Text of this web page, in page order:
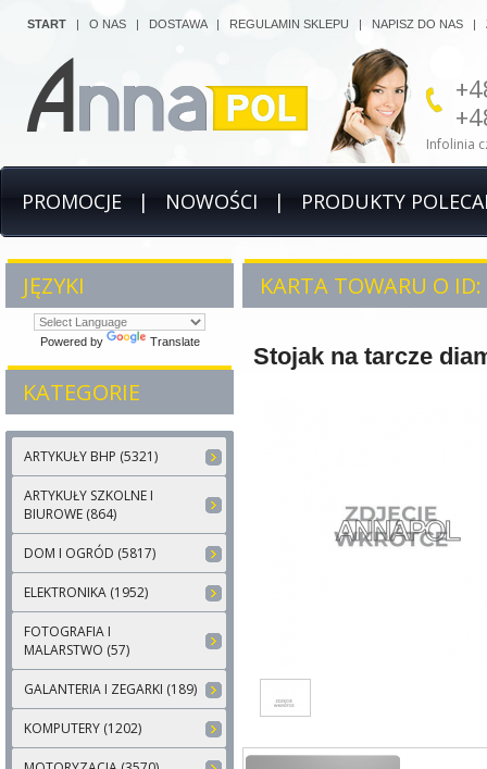
Infolinia
START | O NAS | DOSTAWA| REGULAMIN SKLEPU | NAPISZ DO NAS |
PROMOCJE | NOWOŚCI | PRODUKTY
JĘZYKI
Powered by Translate
KATEGORIE
ARTYKUŁY BHP (5321)
ARTYKUŁY SZKOLNE I
BIUROWE (864)
DOM I OGRÓD (5817)
ELEKTRONIKA (1952)
FOTOGRAFIA I
MALARSTWO (57)
GALANTERIA I ZEGARKI (189)
KOMPUTERY (1202)
KARTA TOWARU O
Stojak na tarcze